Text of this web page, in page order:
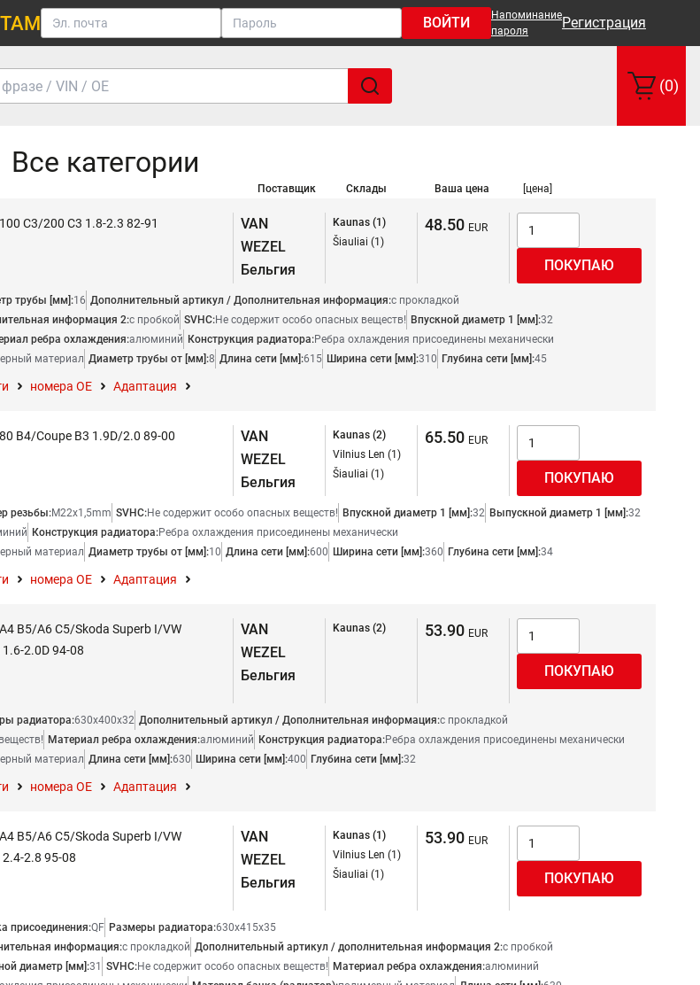
ВОЙТИ
Напоминание
пароля
Регистрация
(0)
Все категории
Поставщик Склады Ваша цена [цена]
C3/200 C3 1.8-2.3 82-91
VAN
WEZEL
Бельгия
Kaunas (1)
Šiauliai (1)
48.50
трубы [мм]:16 Дополнительный артикул / Дополнительная информация:с прокладкой
информация 2:с пробкой SVHC:Не содержит особо опасных веществ! Впускной диаметр 1 [мм]:32
ребра охлаждения:алюминий Конструкция радиатора:Ребра охлаждения присоединены механически
материал Диаметр трубы от [мм]:8 Длина сети [мм]:615 Ширина сети [мм]:310 Глубина сети [мм]:45
номера ОЕ Адаптация
B4/Coupe B3 1.9D/2.0 89-00
VAN
WEZEL
Бельгия
Kaunas (2)
Vilnius Len (1)
Šiauliai (1)
65.50
резьбы:M22x1,5mm SVHC:Не содержит особо опасных веществ! Впускной диаметр 1 [мм]:32 Выпускной диаметр 1 [мм]:32
Конструкция радиатора:Ребра охлаждения присоединены механически
материал Диаметр трубы от [мм]:10 Длина сети [мм]:600 Ширина сети [мм]:360 Глубина сети [мм]:34
номера ОЕ Адаптация
B5/A6 C5/Skoda Superb I/VW
2.0D 94-08
VAN
WEZEL
Бельгия
Kaunas (2) 53.90
радиатора:630x400x32 Дополнительный артикул / Дополнительная информация:с прокладкой
Материал ребра охлаждения:алюминий Конструкция радиатора:Ребра охлаждения присоединены механически
материал Длина сети [мм]:630 Ширина сети [мм]:400 Глубина сети [мм]:32
номера ОЕ Адаптация
B5/A6 C5/Skoda Superb I/VW
2.8 95-08
VAN
WEZEL
Бельгия
Kaunas (1)
Vilnius Len (1)
Šiauliai (1)
53.90
присоединения:QF Размеры радиатора:630x415x35
информация:с прокладкой Дополнительный артикул / дополнительная информация 2:с пробкой
диаметр [мм]:31 SVHC:Не содержит особо опасных веществ! Материал ребра охлаждения:алюминий